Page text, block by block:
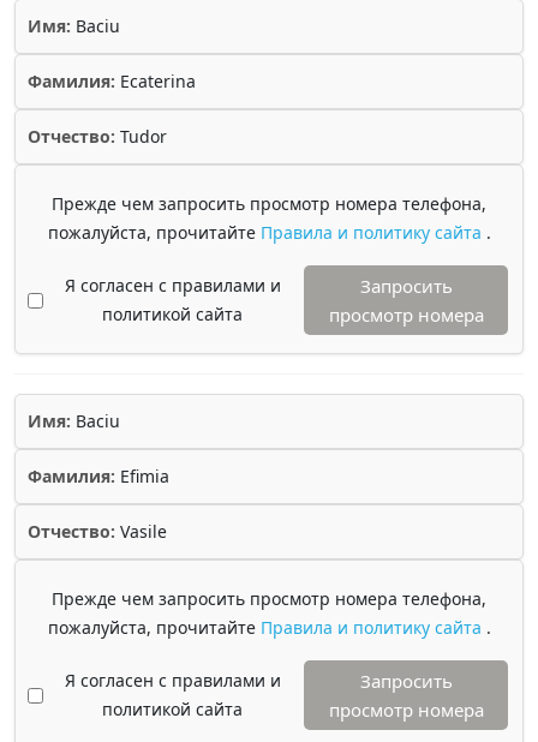
Имя: Baciu
Фамилия: Ecaterina
Отчество: Tudor
Прежде чем запросить просмотр номера телефона,
пожалуйста, прочитайте Правила и политику сайта .
Я согласен с правилами и
политикой сайта
Запросить
просмотр номера
Имя: Baciu
Фамилия: Efimia
Отчество: Vasile
Прежде чем запросить просмотр номера телефона,
пожалуйста, прочитайте Правила и политику сайта .
Я согласен с правилами и
политикой сайта
Запросить
просмотр номера